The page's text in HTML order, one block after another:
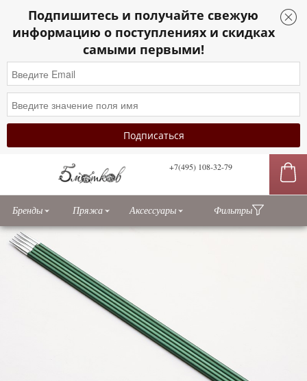
Подпишитесь и получайте свежую
информацию о поступлениях и скидках
самыми первыми!
+7(495) 108-32-79
Sidebar
toggle
Бренды Пряжа Аксессуары Фильтры